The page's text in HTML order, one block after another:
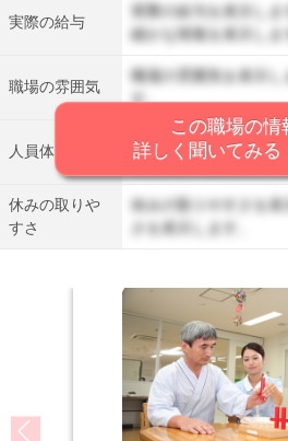
実際の給与
実際の給与を表示し
細かな情報を表示しま
職場の雰囲気
職場の雰囲気を表示し
す。
人員体制
人員体制を表示しま
る先輩がいます。
休みの取りや
すさ
休みの取りやすさを表
さを表示します。
この職場の情
詳しく聞いてみる